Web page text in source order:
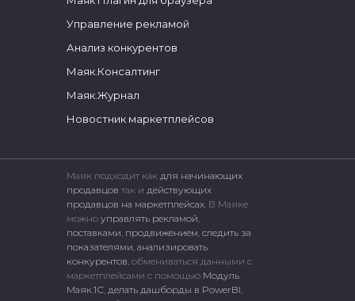
Управление рекламой
Анализ конкурентов
Маяк.Консалтинг
Маяк.Журнал
Новостник маркетплейсов
Маяк подходит как для начинающих
продавцов так и действующих
продавцов на маркетплейсах. В Маяке
можно управлять рекламой
поставками продвижением следить за
показателями анализировать
конкурентов , обмениваться данными с
маркетплейсами c помощью Модуль
Маяк.1С делать дашборды в PowerBI